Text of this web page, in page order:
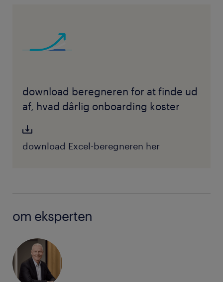
download beregneren for at finde ud
af, hvad dårlig onboarding koster
download Excel-beregneren her
om eksperten